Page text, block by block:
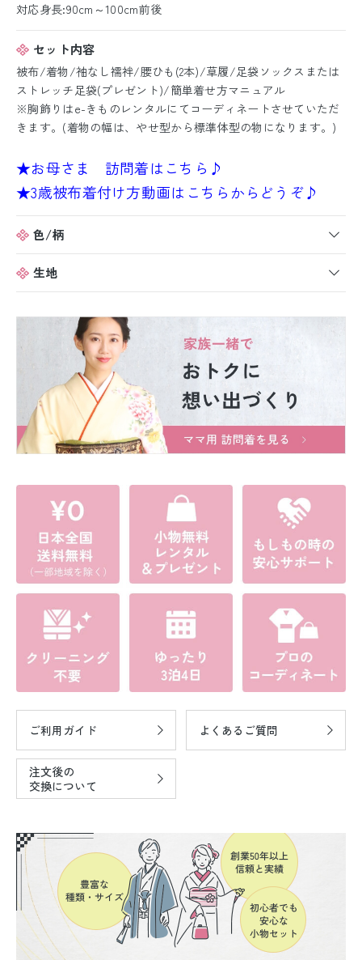
対応身長:90cm～100cm前後
セット内容
被布/着物/袖なし襦袢/腰ひも(2本)/草履/足袋ソックスまたは
ストレッチ足袋(プレゼント)/簡単着せ方マニュアル
※胸飾りはe-きものレンタルにてコーディネートさせていただ
きます。(着物の幅は、やせ型から標準体型の物になります。)
★お母さま 訪問着はこちら♪
★3歳被布着付け方動画はこちらからどうぞ♪
色/柄
生地
ご利用ガイド よくあるご質問
注文後の
交換について